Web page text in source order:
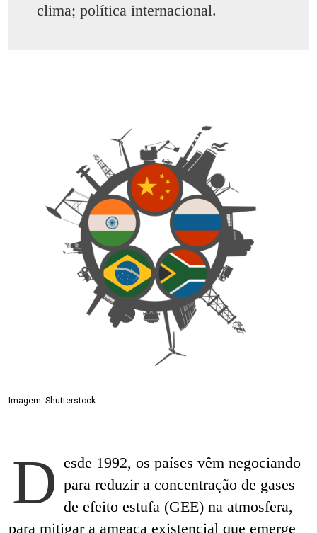
clima; política internacional.
Imagem: Shutterstock.
D esde 1992, os países vêm negociando
para reduzir a concentração de gases
de efeito estufa (GEE) na atmosfera,
para mitigar a ameaça existencial que emerge